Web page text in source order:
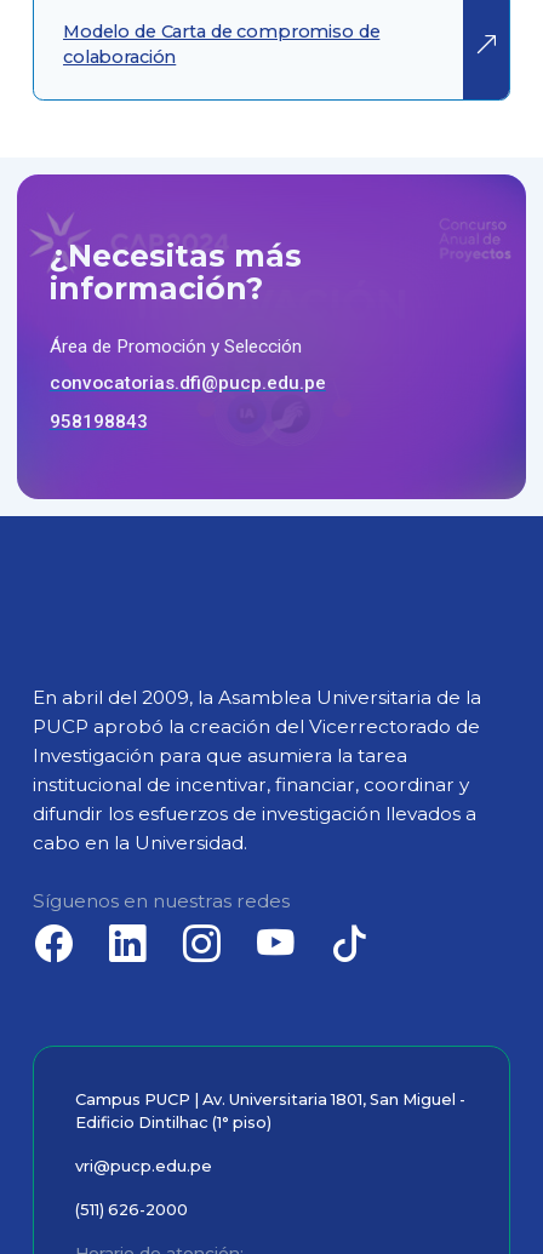
Modelo de Carta de compromiso de
colaboración
¿Necesitas más
información?
Área de Promoción y Selección
convocatorias.dfi@pucp.edu.pe
958198843
En abril del 2009, la Asamblea Universitaria de la
PUCP aprobó la creación del Vicerrectorado de
Investigación para que asumiera la tarea
institucional de incentivar, financiar, coordinar y
difundir los esfuerzos de investigación llevados a
cabo en la Universidad.
Síguenos en nuestras redes
Campus PUCP | Av. Universitaria 1801, San Miguel -
Edificio Dintilhac (1° piso)
vri@pucp.edu.pe
(511) 626-2000